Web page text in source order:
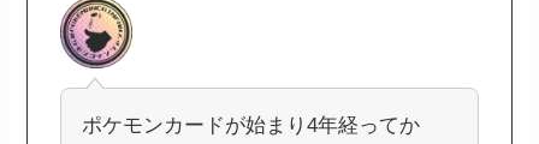
ポケモンカードが始まり4年経ってか